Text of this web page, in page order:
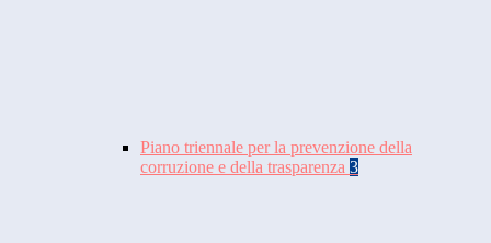
Piano triennale per la prevenzione della
corruzione e della trasparenza 3